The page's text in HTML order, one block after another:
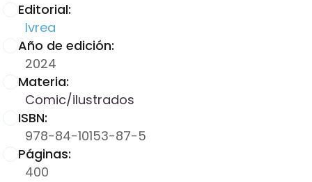
Editorial:
Ivrea
Año de edición:
2024
Materia:
Comic/ilustrados
ISBN:
978-84-10153-87-5
Páginas:
400